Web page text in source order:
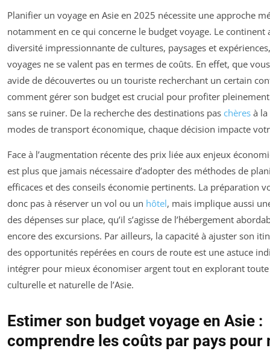
Planifier un voyage en Asie en 2025 nécessite une approche
notamment en ce qui concerne le budget voyage. Le continent
diversité impressionnante de cultures, paysages et
voyages ne se valent pas en termes de coûts. En effet, que
avide de découvertes ou un touriste recherchant un certain
comment gérer son budget est crucial pour profiter
sans se ruiner. De la recherche des destinations pas chères à
modes de transport économique, chaque décision impacte
Face à l’augmentation récente des prix liée aux enjeux
est plus que jamais nécessaire d’adopter des méthodes de
efficaces et des conseils économie pertinents. La préparation
donc pas à réserver un vol ou un hôtel, mais implique aussi
des dépenses sur place, qu’il s’agisse de l’hébergement
encore des excursions. Par ailleurs, la capacité à ajuster son
des opportunités repérées en cours de route est une astuce
intégrer pour mieux économiser argent tout en explorant toute
culturelle et naturelle de l’Asie.
Estimer son budget voyage en Asie :
comprendre les coûts par pays pour